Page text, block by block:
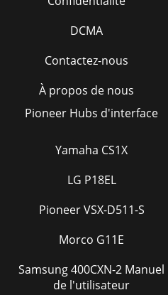
DCMA
Contactez-nous
À propos de nous
Pioneer Hubs d'interface
Yamaha CS1X
LG P18EL
Pioneer VSX-D511-S
Morco G11E
Samsung 400CXN-2 Manuel
de l'utilisateur